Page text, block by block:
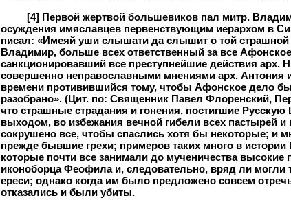
[4] Первой жертвой большевиков пал митр.
осуждения имяславцев первенствующим иерархом в
писал: «Имеяй уши слышати да слышит о той страшной
Владимир, больше всех ответственный за все
санкционировавший все преступнейшие действия арх.
совершенно неправославными мнениями арх. Антония
времени противившийся тому, чтобы Афонское дело
разобрано». (Цит. по: Священник Павел Флоренский,
что страшные страдания и гонения, постигшие
выходом, во избежания вечной гибели всех пастырей
сокрушено все, чтобы спаслись хотя бы некоторые; и
прежде бывшие грехи; примеров таких много в
которые почти все занимали до мученичества высокие
иконоборца Феофила и, следовательно, вряд ли могли
ереси; однако когда им было предложено совсем
отказались и были убиты.